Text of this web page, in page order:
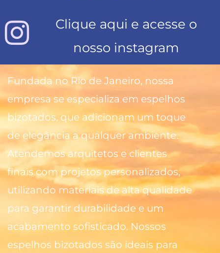
Clique aqui e acesse o
nosso instagram
Fundada no Rio de Janeiro, nossa
empresa se especializa em espelhos
bizotados, que adicionam um toque
de elegância a qualquer ambiente.
Atendemos arquitetos e clientes
finais com projetos personalizados,
utilizando materiais de alta qualidade
para garantir durabilidade e um
acabamento sofisticado. Nossos
espelhos bizotados são ideais para